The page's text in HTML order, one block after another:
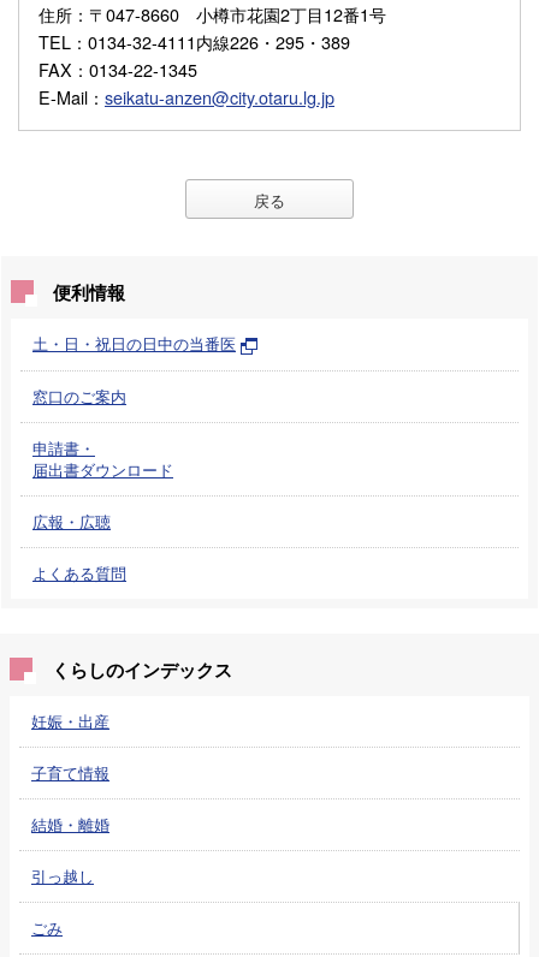
住所 ：〒047-8660 小樽市花園2丁目12番1号
TEL ：0134-32-4111内線226・295・389
FAX ：0134-22-1345
E-Mail ： seikatu-anzen@city.otaru.lg.jp
戻る
便利情報
土・日・祝日の日中の当番医
窓口のご案内
申請書・
届出書ダウンロード
広報・広聴
よくある質問
くらしのインデックス
妊娠・出産
子育て情報
結婚・離婚
引っ越し
ごみ